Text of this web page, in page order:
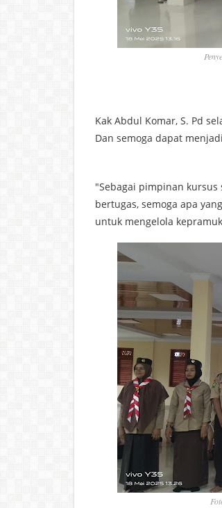
Kak Abdul Komar, S. Pd
Dan semoga dapat
"Sebagai pimpinan
bertugas, semoga apa
untuk mengelola